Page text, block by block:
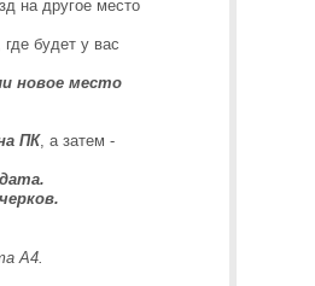
на другое место
где будет у вас
новое место
ПК, а затем -
А4.